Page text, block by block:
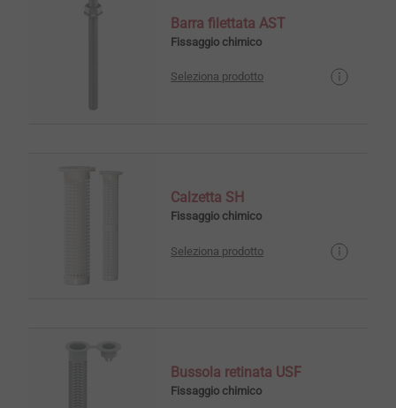
Barra filettata AST
Fissaggio chimico
Seleziona prodotto
Calzetta SH
Fissaggio chimico
Seleziona prodotto
Bussola retinata USF
Fissaggio chimico